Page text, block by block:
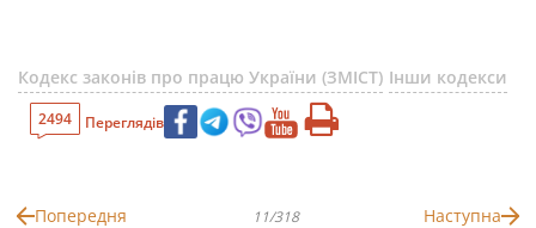
Кодекс законів про працю України (ЗМІСТ) Інши кодекси
2494 Переглядів
Попередня 11/318 Наступна